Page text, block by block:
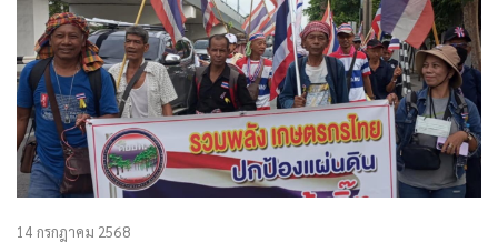
14 กรกฎาคม 2568